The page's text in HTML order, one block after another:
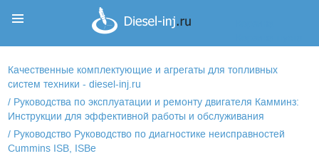
Качественные комплектующие и агрегаты для топливных
систем техники - diesel-inj.ru
/ Руководства по эксплуатации и ремонту двигателя Камминз:
Инструкции для эффективной работы и обслуживания
/ Руководство Руководство по диагностике неисправностей
Cummins ISB, ISBe